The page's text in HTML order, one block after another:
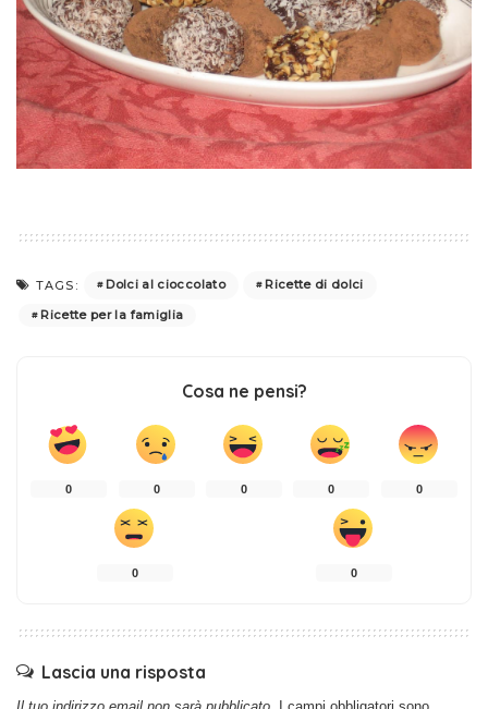
TAGS: Dolci al cioccolato
Ricette di dolci
Ricette per la famiglia
Cosa ne pensi?
0 0 0 0 0
0 0
Lascia una risposta